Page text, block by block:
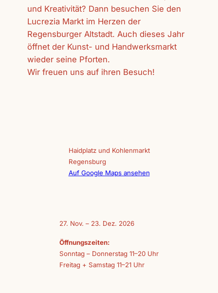
und Kreativität? Dann besuchen Sie den
Lucrezia Markt im Herzen der
Regensburger Altstadt. Auch dieses Jahr
öffnet der Kunst- und Handwerksmarkt
wieder seine Pforten.
Wir freuen uns auf ihren Besuch!
Haidplatz und Kohlenmarkt
Regensburg
Auf Google Maps ansehen
27. Nov. – 23. Dez. 2026
Öffnungszeiten:
Sonntag – Donnerstag 11–20 Uhr
Freitag + Samstag 11–21 Uhr